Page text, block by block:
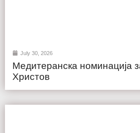
July 30, 2026
Медитеранска номинација
Христов